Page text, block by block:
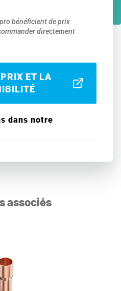
bénéficient de prix
directement
ET LA
dans notre
associés